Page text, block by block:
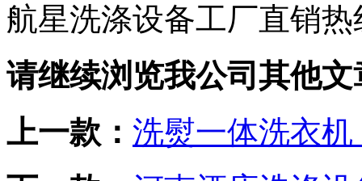
航星洗涤设备工厂直销热
请继续浏览我公司其他文
上一款： 洗熨一体洗衣机